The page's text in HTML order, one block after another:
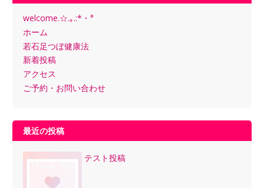
welcome.☆.｡.:*・°
ホーム
若石足つぼ健康法
新着投稿
アクセス
ご予約・お問い合わせ
最近の投稿
テスト投稿